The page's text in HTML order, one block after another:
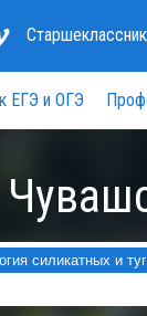
ЕГЭ и ОГЭ
силикатных и